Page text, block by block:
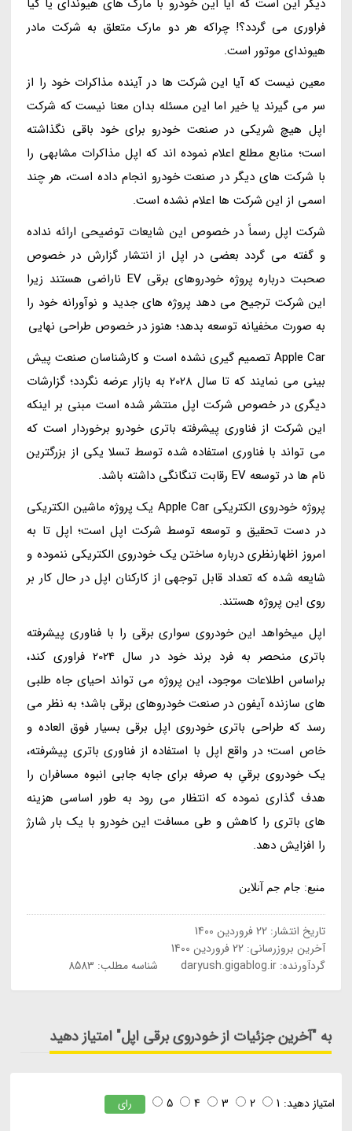
دیگر این است که آیا این خودرو با مارک های هیوندای یا کیا
فراوری می گردد؟! چراکه هر دو مارک متعلق به شرکت مادر
هیوندای موتور است.
معین نیست که آیا این شرکت ها در آینده مذاکرات خود را از
سر می گیرند یا خیر اما این مسئله بدان معنا نیست که شرکت
اپل هیچ شریکی در صنعت خودرو برای خود باقی نگذاشته
است؛ منابع مطلع اعلام نموده اند که اپل مذاکرات مشابهی را
با شرکت های دیگر در صنعت خودرو انجام داده است، هر چند
اسمی از این شرکت ها اعلام نشده است.
شرکت اپل رسماً در خصوص این شایعات توضیحی ارائه نداده
و گفته می گردد بعضی در اپل از انتشار گزارش در خصوص
صحبت درباره پروژه خودروهای برقی EV ناراضی هستند زیرا
این شرکت ترجیح می دهد پروژه های جدید و نوآورانه خود را
به صورت مخفیانه توسعه بدهد؛ هنوز در خصوص طراحی نهایی
Apple Car تصمیم گیری نشده است و کارشناسان صنعت پیش
بینی می نمایند که تا سال 2028 به بازار عرضه نگردد؛ گزارشات
دیگری در خصوص شرکت اپل منتشر شده است مبنی بر اینکه
این شرکت از فناوری پیشرفته باتری خودرو برخوردار است که
می تواند با فناوری استفاده شده توسط تسلا یکی از بزرگترین
نام ها در توسعه EV رقابت تنگانگی داشته باشد.
پروژه خودروی الکتریکی Apple Car یک پروژه ماشین الکتریکی
در دست تحقیق و توسعه توسط شرکت اپل است؛ اپل تا به
امروز اظهارنظری درباره ساختن یک خودروی الکتریکی ننموده و
شایعه شده که تعداد قابل توجهی از کارکنان اپل در حال کار بر
روی این پروژه هستند.
اپل میخواهد این خودروی سواری برقی را با فناوری پیشرفته
باتری منحصر به فرد برند خود در سال 2024 فراوری کند،
براساس اطلاعات موجود، این پروژه می تواند احیای جاه طلبی
های سازنده آیفون در صنعت خودروهای برقی باشد؛ به نظر می
رسد که طراحی باتری خودروی اپل برقی بسیار فوق العاده و
خاص است؛ در واقع اپل با استفاده از فناوری باتری پیشرفته،
یک خودروی برقیِ به صرفه برای جابه جابی انبوه مسافران را
هدف گذاری نموده که انتظار می رود به طور اساسی هزینه
های باتری را کاهش و طی مسافت این خودرو با یک بار شارژ
را افزایش دهد.
منبع: جام جم آنلاین
تاریخ انتشار:22 فروردین 1400
آخرین بروزرسانی:22 فروردین 1400
گردآورنده:daryush.gigablog.ir شناسه مطلب: 8583
به "آخرین جزئیات از خودروی برقی اپل" امتیاز دهید
امتیاز دهید: 1
2
3
4
5 رای